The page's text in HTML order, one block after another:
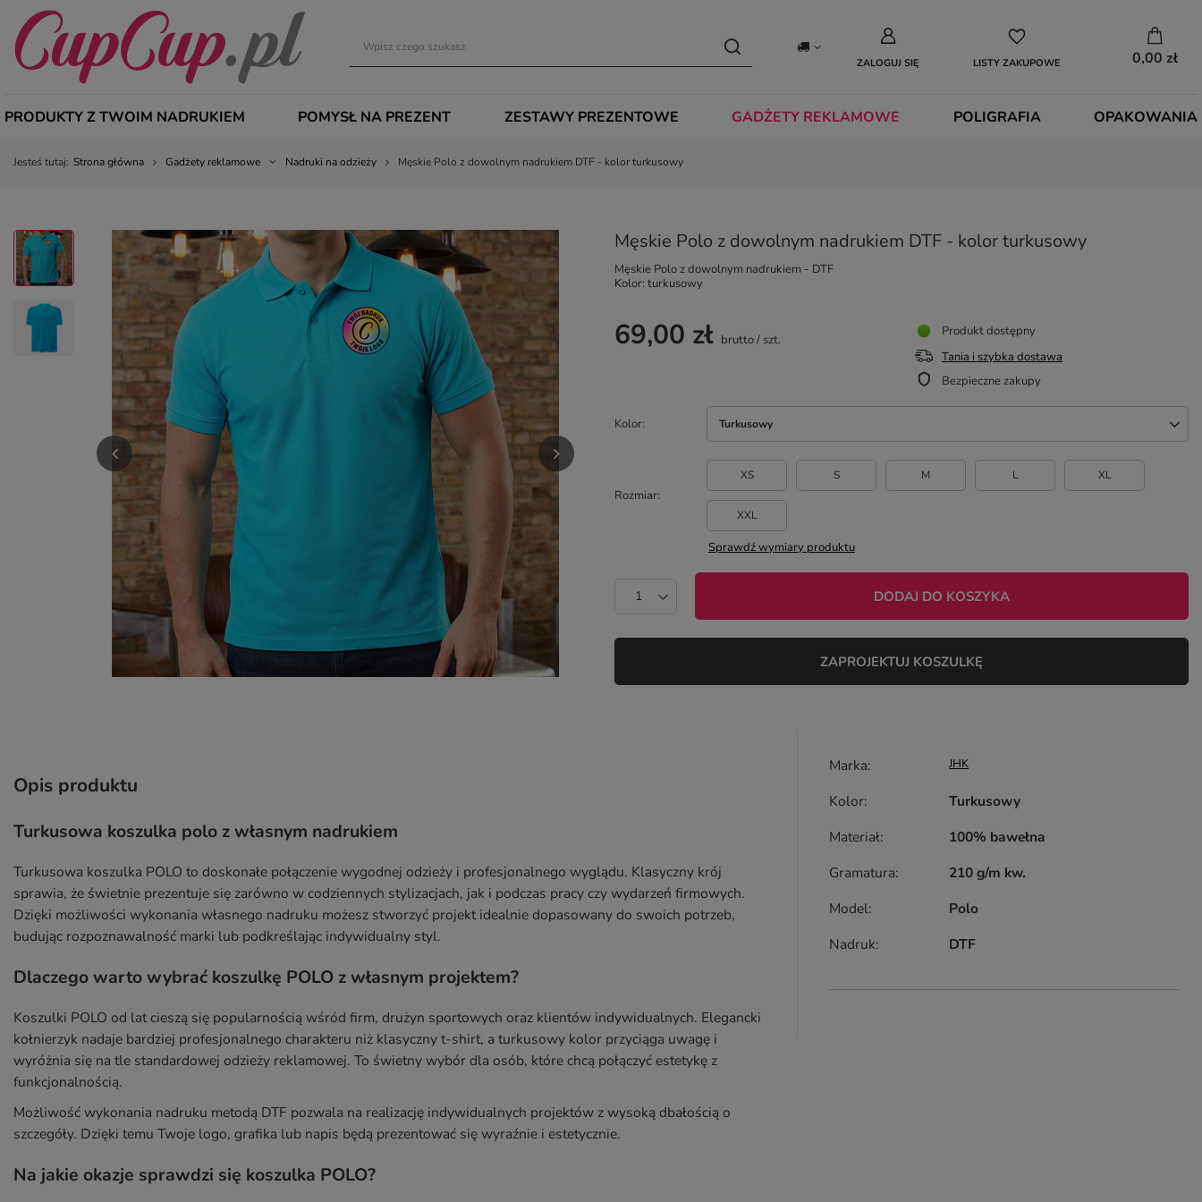
ZALOGUJ SIĘ LISTY ZAKUPOWE 0,00 zł
PRODUKTY Z TWOIM NADRUKIEM POMYSŁ NA PREZENT ZESTAWY PREZENTOWE GADŻETY REKLAMOWE POLIGRAFIA OPAKOWANIA
Jesteś tutaj: Strona główna Gadżety reklamowe Nadruki na odzieży Męskie Polo z dowolnym nadrukiem DTF - kolor turkusowy
Męskie Polo z dowolnym nadrukiem DTF - kolor turkusowy
Męskie Polo z dowolnym nadrukiem - DTF
Kolor: turkusowy
Kolor Turkusowy
Rozmiar
XS S M L XL
XXL
Sprawdź wymiary produktu
69,00 zł brutto/ szt.
DODAJ DO KOSZYKA
Produkt dostępny
Tania i szybka dostawa
Bezpieczne zakupy
ZAPROJEKTUJ KOSZULKĘ
Opis produktu
Turkusowa koszulka polo z własnym nadrukiem
Turkusowa koszulka POLO to doskonałe połączenie wygodnej odzieży i profesjonalnego wyglądu. Klasyczny krój
sprawia, że świetnie prezentuje się zarówno w codziennych stylizacjach, jak i podczas pracy czy wydarzeń firmowych.
Dzięki możliwości wykonania własnego nadruku możesz stworzyć projekt idealnie dopasowany do swoich potrzeb,
budując rozpoznawalność marki lub podkreślając indywidualny styl.
Dlaczego warto wybrać koszulkę POLO z własnym projektem?
Koszulki POLO od lat cieszą się popularnością wśród firm, drużyn sportowych oraz klientów indywidualnych. Elegancki
kołnierzyk nadaje bardziej profesjonalnego charakteru niż klasyczny t-shirt, a turkusowy kolor przyciąga uwagę i
wyróżnia się na tle standardowej odzieży reklamowej. To świetny wybór dla osób, które chcą połączyć estetykę z
funkcjonalnością.
Możliwość wykonania nadruku metodą DTF pozwala na realizację indywidualnych projektów z wysoką dbałością o
szczegóły. Dzięki temu Twoje logo, grafika lub napis będą prezentować się wyraźnie i estetycznie.
Na jakie okazje sprawdzi się koszulka POLO?
Marka JHK
Kolor
Turkusowy
Materiał
100% bawełna
Gramatura
210 g/m kw.
Model
Polo
Nadruk
DTF